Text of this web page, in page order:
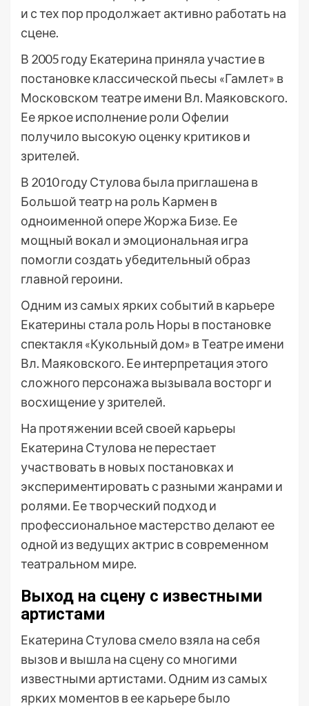
и с тех пор продолжает активно работать на
сцене.
В 2005 году Екатерина приняла участие в
постановке классической пьесы «Гамлет» в
Московском театре имени Вл. Маяковского.
Ее яркое исполнение роли Офелии
получило высокую оценку критиков и
зрителей.
В 2010 году Стулова была приглашена в
Большой театр на роль Кармен в
одноименной опере Жоржа Бизе. Ее
мощный вокал и эмоциональная игра
помогли создать убедительный образ
главной героини.
Одним из самых ярких событий в карьере
Екатерины стала роль Норы в постановке
спектакля «Кукольный дом» в Театре имени
Вл. Маяковского. Ее интерпретация этого
сложного персонажа вызывала восторг и
восхищение у зрителей.
На протяжении всей своей карьеры
Екатерина Стулова не перестает
участвовать в новых постановках и
экспериментировать с разными жанрами и
ролями. Ее творческий подход и
профессиональное мастерство делают ее
одной из ведущих актрис в современном
театральном мире.
Выход на сцену с известными
артистами
Екатерина Стулова смело взяла на себя
вызов и вышла на сцену со многими
известными артистами. Одним из самых
ярких моментов в ее карьере было